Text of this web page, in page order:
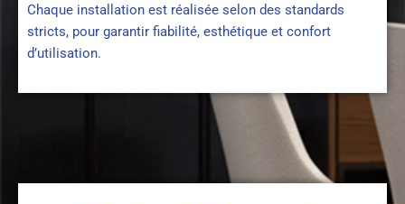
Chaque installation est réalisée selon des standards
stricts, pour garantir fiabilité, esthétique et confort
d’utilisation.